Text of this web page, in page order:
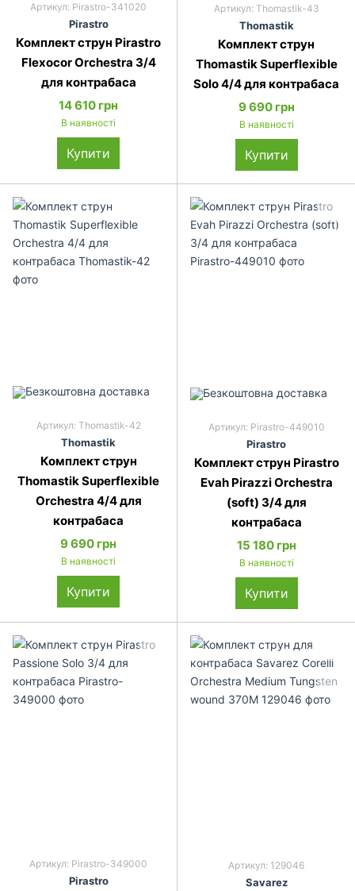
Артикул: Pirastro-341020
Pirastro
Комплект струн Pirastro
Flexocor Orchestra 3/4
для контрабаса
14 610 грн
В наявності
Купити
Артикул: Thomastik-43
Thomastik
Комплект струн
Thomastik Superflexible
Solo 4/4 для контрабаса
9 690 грн
В наявності
Купити
Артикул: Thomastik-42
Thomastik
Комплект струн
Thomastik Superflexible
Orchestra 4/4 для
контрабаса
9 690 грн
В наявності
Купити
Артикул: Pirastro-449010
Pirastro
Комплект струн Pirastro
Evah Pirazzi Orchestra
(soft) 3/4 для
контрабаса
15 180 грн
В наявності
Купити
Артикул: Pirastro-349000
Pirastro
Артикул: 129046
Savarez